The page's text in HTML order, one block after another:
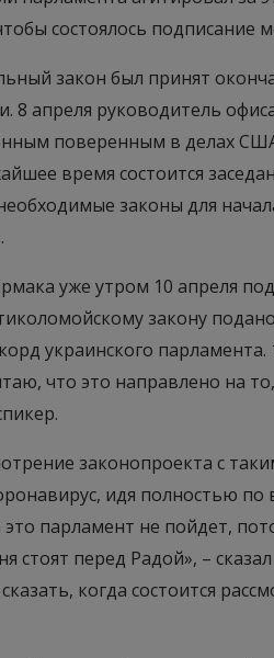
состоялось подписание
закон был принят
8 апреля руководитель
поверенным в делах
время состоится
законы для
уже утром 10 апреля
закону
украинского
что это направлено на
законопроекта с
идя полностью
парламент не пойдет,
стоят перед Радой», –
когда состоится